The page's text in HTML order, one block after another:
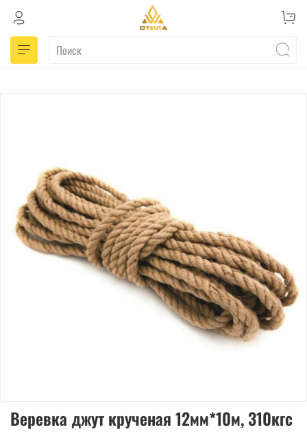
Веревка джут крученая 12мм*10м, 310кгс